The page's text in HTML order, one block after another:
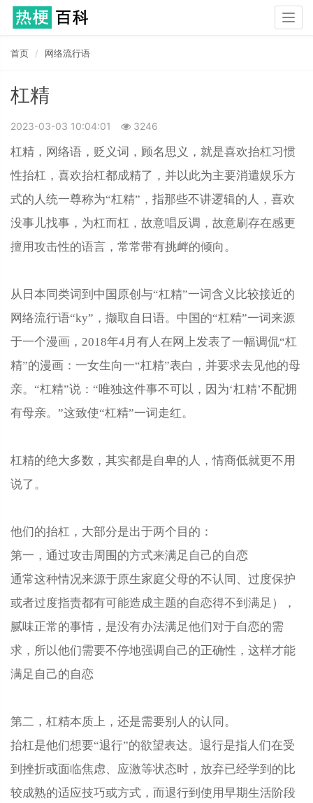
首页 网络流行语
杠精
2023-03-03 10:04:01 3246
杠精，网络语，贬义词，顾名思义，就是喜欢抬杠习惯
性抬杠，喜欢抬杠都成精了，并以此为主要消遣娱乐方
式的人统一尊称为“杠精”，指那些不讲逻辑的人，喜欢
没事儿找事，为杠而杠，故意唱反调，故意刷存在感更
擅用攻击性的语言，常常带有挑衅的倾向。
从日本同类词到中国原创与“杠精”一词含义比较接近的
网络流行语“ky”，撷取自日语。中国的“杠精”一词来源
于一个漫画，2018年4月有人在网上发表了一幅调侃“杠
精”的漫画：一女生向一“杠精”表白，并要求去见他的母
亲。“杠精”说：“唯独这件事不可以，因为‘杠精’不配拥
有母亲。”这致使“杠精”一词走红。
杠精的绝大多数，其实都是自卑的人，情商低就更不用
说了。
他们的抬杠，大部分是出于两个目的：
第一，通过攻击周围的方式来满足自己的自恋
通常这种情况来源于原生家庭父母的不认同、过度保护
或者过度指责都有可能造成主题的自恋得不到满足），
腻味正常的事情，是没有办法满足他们对于自恋的需
求，所以他们需要不停地强调自己的正确性，这样才能
满足自己的自恋
第二，杠精本质上，还是需要别人的认同。
抬杠是他们想要“退行”的欲望表达。退行是指人们在受
到挫折或面临焦虑、应激等状态时，放弃已经学到的比
较成熟的适应技巧或方式，而退行到使用早期生活阶段